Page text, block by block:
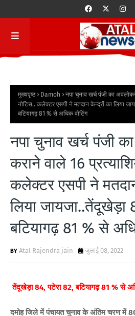
मुख्यपृष्ठ Damoh
नपा चुनाव खर्च पंजी का
नोटिस.. कलेक्टर एसपी ने मतदान केन्द्रों का लिया
बटियागढ़ 81 % से अधिक वोटिंग
नपा चुनाव खर्च पंजी
कराने वाले 16
कलेक्टर एसपी ने
लिया जायजा..तेंदूखेड़ा
बटियागढ़ 81 % से
Atal Rajendra jain जुलाई 08, 2022
तेंदूखेड़ा 84, पटेरा 82, बटियागढ़ 81 % से
दमोह जिले में पंचायत चुनाव के अंतिम चरण में